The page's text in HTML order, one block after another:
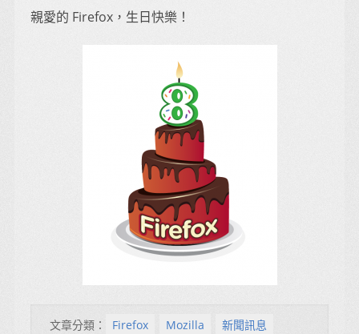
親愛的 Firefox，生日快樂！
文章分類： Firefox Mozilla 新聞訊息